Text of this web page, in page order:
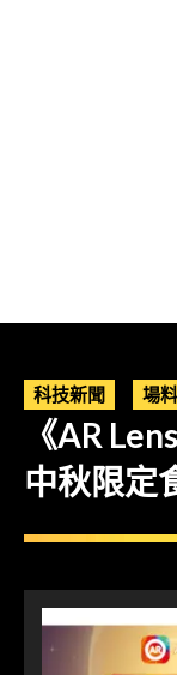
科技新聞 場料
《AR
中秋限定